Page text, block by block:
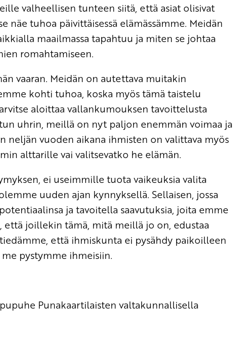
valheellisen tunteen siitä, että asiat olisivat
näe tuhoa päivittäisessä elämässämme. Meidän
maailmassa tapahtuu ja miten se johtaa
romahtamiseen.
vaaran. Meidän on autettava muitakin
kohti tuhoa, koska myös tämä taistelu
aloittaa vallankumouksen tavoittelusta
uhrin, meillä on nyt paljon enemmän voimaa ja
neljän vuoden aikana ihmisten on valittava myös
alttarille vai valitsevatko he elämän.
ei useimmille tuota vaikeuksia valita
uuden ajan kynnyksellä. Sellaisen, jossa
ja tavoitella saavutuksia, joita emme
että joillekin tämä, mitä meillä jo on, edustaa
että ihmiskunta ei pysähdy paikoilleen
pystymme ihmeisiin.
Punakaartilaisten valtakunnallisella